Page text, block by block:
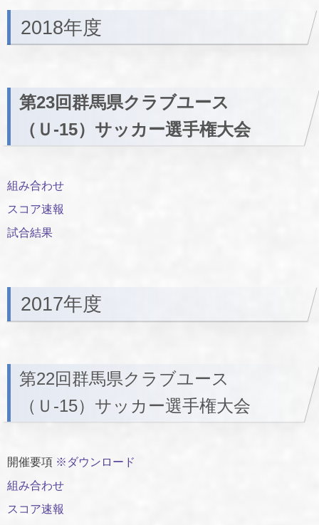
2018年度
第23回群馬県クラブユース
（Ｕ-15）サッカー選手権大会
組み合わせ
スコア速報
試合結果
2017年度
第22回群馬県クラブユース
（Ｕ-15）サッカー選手権大会
開催要項 ※ダウンロード
組み合わせ
スコア速報